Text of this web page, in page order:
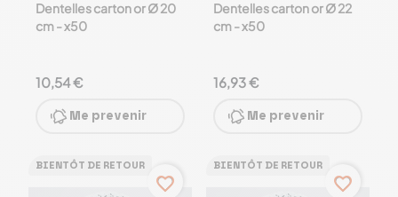
Dentelles carton or Ø 20
cm - x50
10,54 €
Me prevenir
Dentelles carton or Ø 22
cm - x50
16,93 €
Me prevenir
BIENTÔT DE RETOUR
favorite_border
BIENTÔT DE RETOUR
favorite_border